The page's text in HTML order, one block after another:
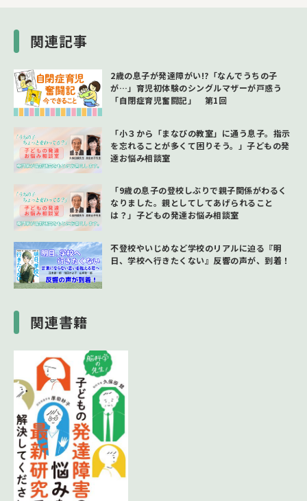
関連記事
2歳の息子が発達障がい!?「なんでうちの子
が…」育児初体験のシングルマザーが戸惑う
「自閉症育児奮闘記」 第1回
「小３から「まなびの教室」に通う息子。指示
を忘れることが多くて困りそう。」子どもの発
達お悩み相談室
「9歳の息子の登校しぶりで親子関係がわるく
なりました。親としてしてあげられること
は？」子どもの発達お悩み相談室
不登校やいじめなど学校のリアルに迫る『明
日、学校へ行きたくない』反響の声が、到着！
関連書籍